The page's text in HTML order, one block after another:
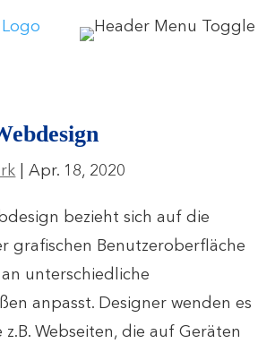
|Apr. 18, 2020
bezieht sich auf die
grafischen Benutzeroberfläche
unterschiedliche
anpasst. Designer wenden es
z.B. Webseiten, die auf Geräten